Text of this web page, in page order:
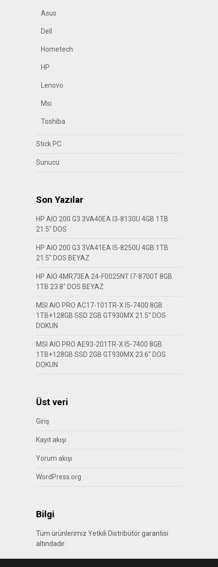
Asus
Dell
Hometech
HP
Lenovo
Msi
Toshiba
Stick PC
Sunucu
Son Yazılar
HP AIO 200 G3 3VA40EA I3-8130U 4GB 1TB
21.5″ DOS
HP AIO 200 G3 3VA41EA I5-8250U 4GB 1TB
21.5″ DOS BEYAZ
HP AIO 4MR73EA 24-F0025NT I7-8700T 8GB
1TB 23.8″ DOS BEYAZ
MSI AIO PRO AC17-101TR-X I5-7400 8GB
1TB+128GB SSD 2GB GT930MX 21.5″ DOS
DOKUN
MSI AIO PRO AE93-201TR-X I5-7400 8GB
1TB+128GB SSD 2GB GT930MX 23.6″ DOS
DOKUN
Üst veri
Giriş
Kayıt akışı
Yorum akışı
WordPress.org
Bilgi
Tüm ürünlerimiz Yetkili Distribütör garantisi
altındadır.